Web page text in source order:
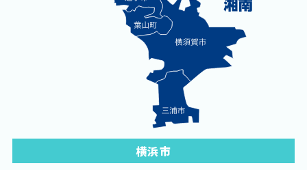
横浜市